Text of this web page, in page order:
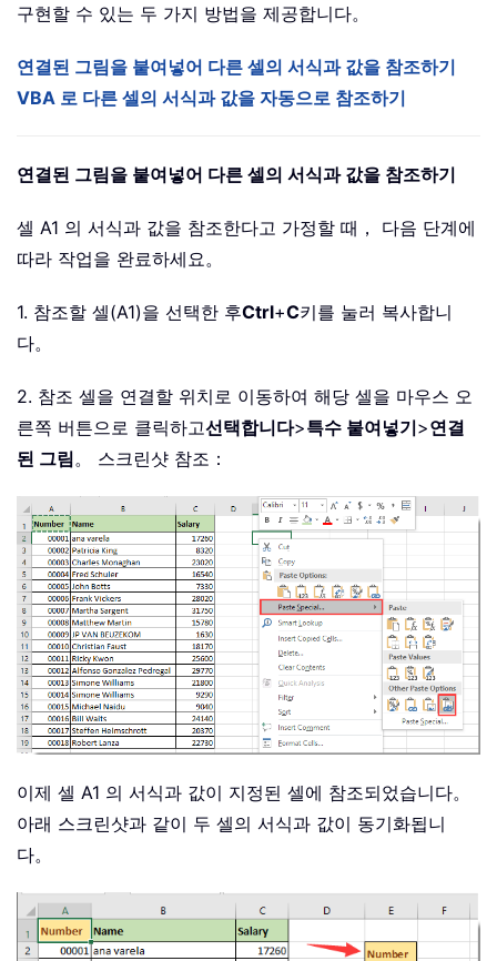
구현할 수 있는 두 가지 방법을 제공합니다。
연결된 그림을 붙여넣어 다른 셀의 서식과 값을 참조하기
VBA 로 다른 셀의 서식과 값을 자동으로 참조하기
연결된 그림을 붙여넣어 다른 셀의 서식과 값을 참조하기
셀 A1 의 서식과 값을 참조한다고 가정할 때， 다음 단계에
따라 작업을 완료하세요。
1. 참조할 셀(A1)을 선택한 후Ctrl+C키를 눌러 복사합니
다。
2. 참조 셀을 연결할 위치로 이동하여 해당 셀을 마우스 오
른쪽 버튼으로 클릭하고선택합니다>특수 붙여넣기>연결
된 그림。 스크린샷 참조：
이제 셀 A1 의 서식과 값이 지정된 셀에 참조되었습니다。
아래 스크린샷과 같이 두 셀의 서식과 값이 동기화됩니
다。